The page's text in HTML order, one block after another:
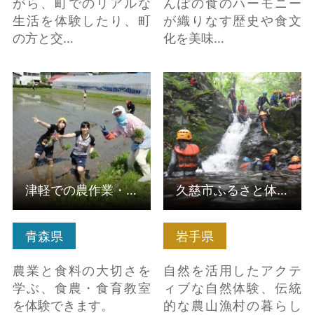
がら、町でのリアルな
生活を体験したり、町
の方と交…
んぽの食のハーモニー
が織りなす歴史や食文
化を美味…
青森県
農業と食料の大切さを
学ぶ、食農・食育教室
を体験できます。
詳細はこちら
津軽での農作業・農村生活体験ファームステイ（受入組織）
岩手県
自然を活用したアクテ
ィブな自然体験、伝統
的な農山漁村の暮らし
詳細はこちら
久慈市ふるさと体験学習協会（受入組織）